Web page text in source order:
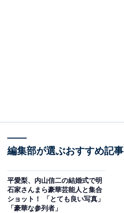
編集部が選ぶおすすめ記事
平愛梨、内山信二の結婚式で明
石家さんまら豪華芸能人と集合
ショット！ 「とても良い写真」
「豪華な参列者」